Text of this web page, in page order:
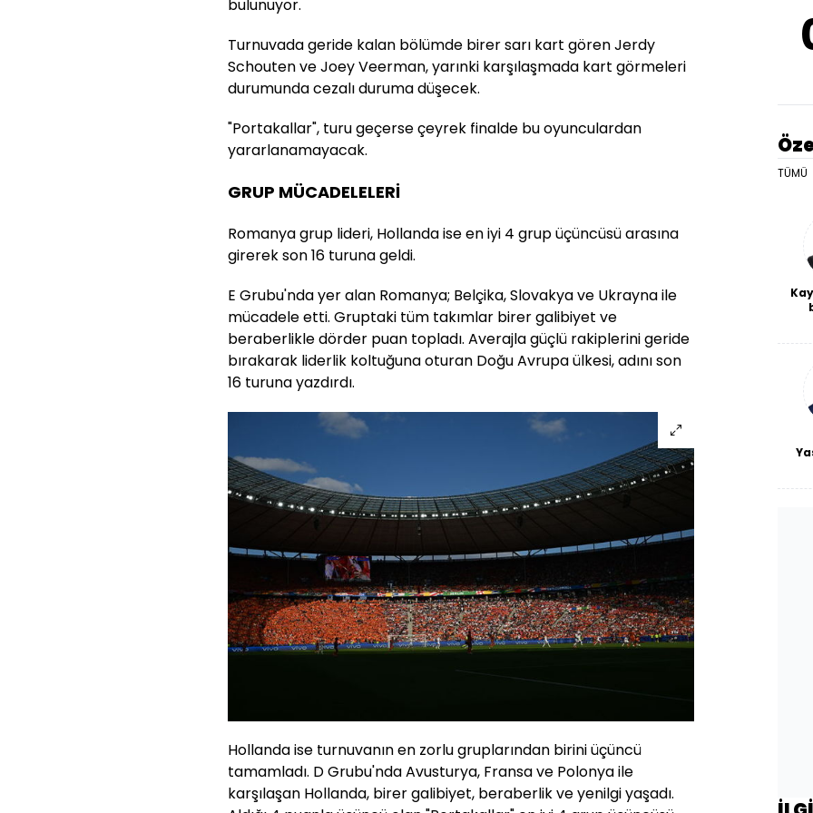
bulunuyor.
Turnuvada geride kalan bölümde birer sarı kart gören Jerdy
Schouten ve Joey Veerman, yarınki karşılaşmada kart görmeleri
durumunda cezalı duruma düşecek.
"Portakallar", turu geçerse çeyrek finalde bu oyunculardan
yararlanamayacak.
GRUP MÜCADELELERİ
Romanya grup lideri, Hollanda ise en iyi 4 grup üçüncüsü arasına
girerek son 16 turuna geldi.
E Grubu'nda yer alan Romanya; Belçika, Slovakya ve Ukrayna ile
mücadele etti. Gruptaki tüm takımlar birer galibiyet ve
beraberlikle dörder puan topladı. Averajla güçlü rakiplerini geride
bırakarak liderlik koltuğuna oturan Doğu Avrupa ülkesi, adını son
16 turuna yazdırdı.
Hollanda ise turnuvanın en zorlu gruplarından birini üçüncü
tamamladı. D Grubu'nda Avusturya, Fransa ve Polonya ile
karşılaşan Hollanda, birer galibiyet, beraberlik ve yenilgi yaşadı.
TÜMÜ